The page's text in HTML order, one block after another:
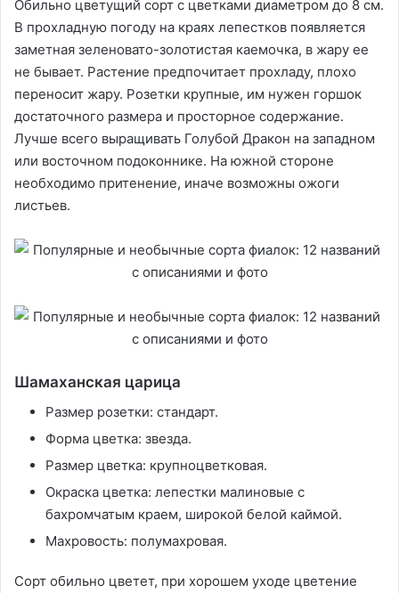
Обильно цветущий сорт с цветками диаметром до 8 см.
В прохладную погоду на краях лепестков появляется
заметная зеленовато-золотистая каемочка, в жару ее
не бывает. Растение предпочитает прохладу, плохо
переносит жару. Розетки крупные, им нужен горшок
достаточного размера и просторное содержание.
Лучше всего выращивать Голубой Дракон на западном
или восточном подоконнике. На южной стороне
необходимо притенение, иначе возможны ожоги
листьев.
Шамаханская царица
Размер розетки: стандарт.
Форма цветка: звезда.
Размер цветка: крупноцветковая.
Окраска цветка: лепестки малиновые с
бахромчатым краем, широкой белой каймой.
Махровость: полумахровая.
Сорт обильно цветет, при хорошем уходе цветение